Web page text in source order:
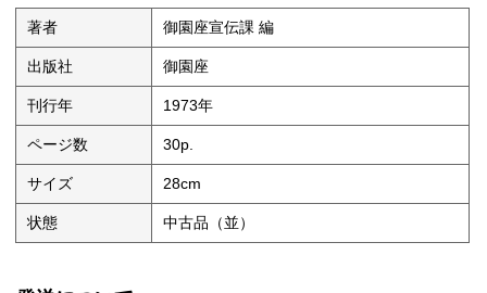
著者 御園座宣伝課 編
出版社 御園座
刊行年 1973年
ページ数 30p.
サイズ 28cm
状態 中古品（並）